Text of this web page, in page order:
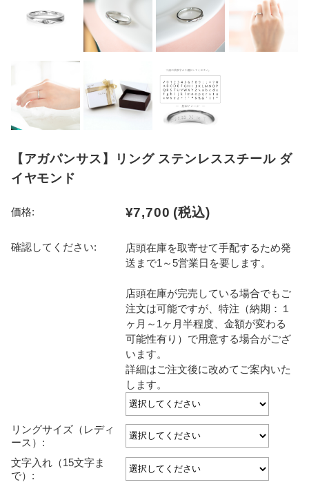
【アガパンサス】リング ステンレススチール ダ
イヤモンド
価格: ¥7,700 (税込)
確認してください:
店頭在庫を取寄せて手配するため発
送まで1～5営業日を要します。
店頭在庫が完売している場合でもご
注文は可能ですが、特注（納期：１
ヶ月～1ヶ月半程度、金額が変わる
可能性有り）で用意する場合がござ
います。
詳細はご注文後に改めてご案内いた
します。
リングサイズ（レディ
ース）:
文字入れ（15文字ま
で）: